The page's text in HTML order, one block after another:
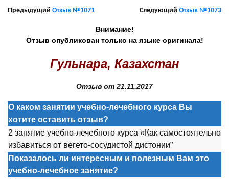
Предыдущий Отзыв №1071 Следующий Отзыв №1073
Внимание!
Отзыв опубликован только на языке оригинала!
Гульнара, Казахстан
Отзыв от 21.11.2017
О каком занятии учебно-лечебного курса Вы
хотите оставить отзыв?
2 занятие учебно-лечебного курса «Как самостоятельно
избавиться от вегето-сосудистой дистонии”
Показалось ли интересным и полезным Вам это
учебно-лечебное занятие?